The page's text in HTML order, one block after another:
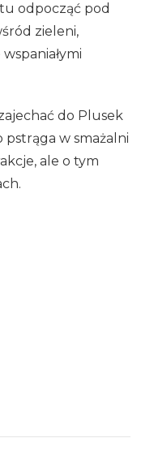
odpocząć pod
zieleni,
do Plusek
pstrąga w smażalni
ale o tym